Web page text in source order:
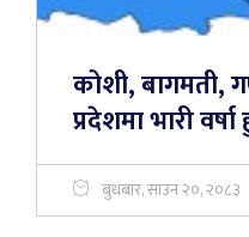
कोशी, बागमती,
प्रदेशमा भारी
बुधबार, साउन २०, २०८३